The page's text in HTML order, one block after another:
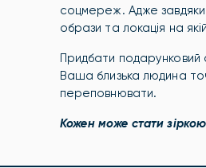
соцмереж. Адже
образи та локація на
Придбати подарунковий
Ваша близька людина
переповнювати.
Кожен може стати